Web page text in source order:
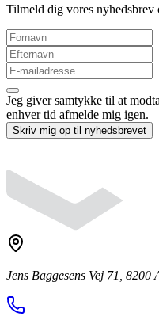
Tilmeld dig vores
Jeg giver samtykke til at
enhver tid afmelde mig igen.
Skriv mig op til nyhedsbrevet
Jens Baggesens Vej 71, 8200